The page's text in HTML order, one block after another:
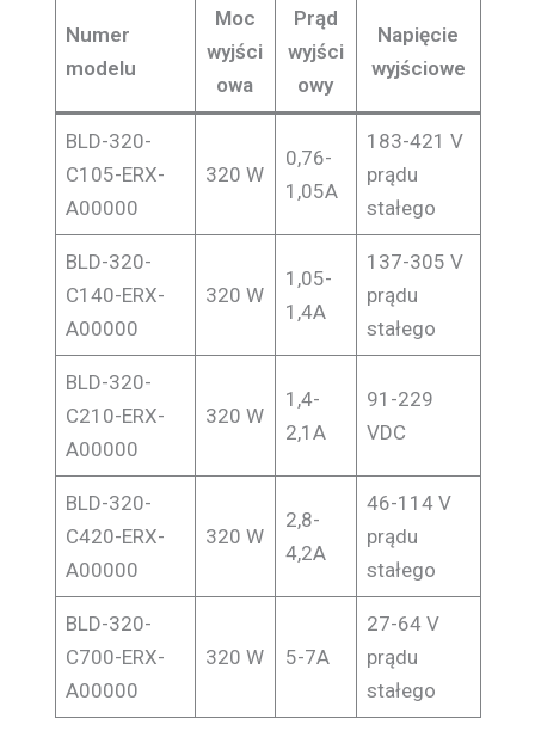
Numer
modelu
Moc
wyjści
owa
Prąd
wyjści
owy
Napięcie
wyjściowe
BLD-320-
C105-ERX-
A00000
320 W
0,76-
1,05A
183-421 V
prądu
stałego
BLD-320-
C140-ERX-
A00000
320 W
1,05-
1,4A
137-305 V
prądu
stałego
BLD-320-
C210-ERX-
A00000
320 W
1,4-
2,1A
91-229
VDC
BLD-320-
C420-ERX-
A00000
320 W
2,8-
4,2A
46-114 V
prądu
stałego
BLD-320-
C700-ERX-
A00000
320 W 5-7A
27-64 V
prądu
stałego